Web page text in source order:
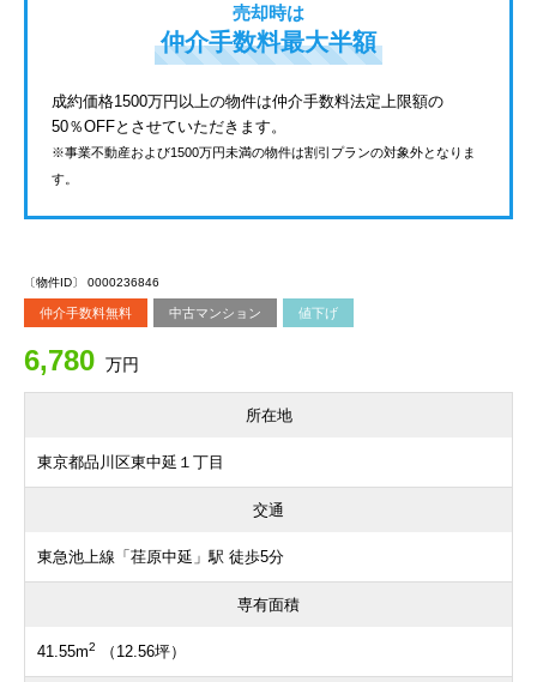
売却時は
仲介手数料最大半額
成約価格1500万円以上の物件は仲介手数料法定上限額の
50％OFFとさせていただきます。
※事業不動産および1500万円未満の物件は割引プランの対象外となりま
す。
〔物件ID〕 0000236846
仲介手数料無料 中古マンション 値下げ
6,780 万円
所在地
東京都品川区東中延１丁目
交通
東急池上線「荏原中延」駅 徒歩5分
専有面積
41.55m2 （12.56坪）